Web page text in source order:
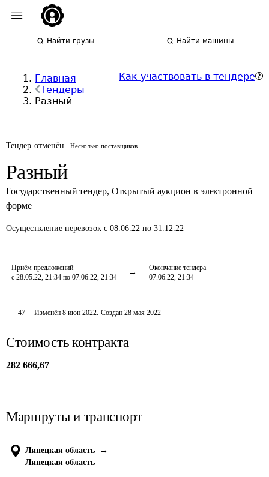
Найти грузы Найти машины
Главная
Тендеры
Разный
Как участвовать в тендере
Тендер отменён Несколько поставщиков
Разный
Государственный тендер, Открытый аукцион в электронной
форме
Осуществление перевозок с 08.06.22 по 31.12.22
Приём предложений
с 28.05.22, 21:34 по 07.06.22, 21:34
Окончание тендера
07.06.22, 21:34
47 Изменён8 июн 2022. Создан 28 мая 2022
Стоимость контракта
282 666,67
Маршруты и транспорт
Липецкая область
→
Липецкая область